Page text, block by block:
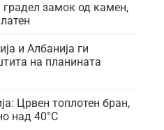
замок од камен,
и Албанија ги
на планината
Црвен топлотен бран,
над 40°C